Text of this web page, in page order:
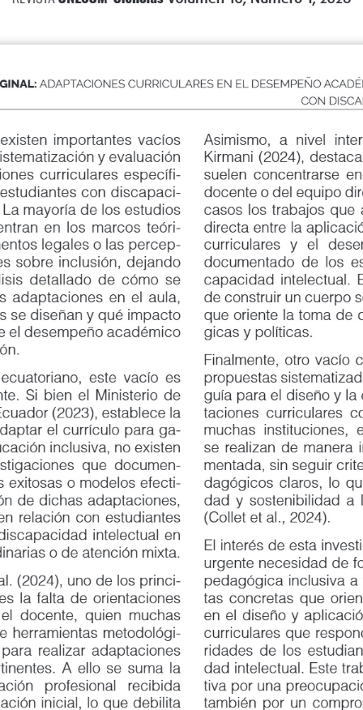
importantes vacíos
y evaluación
curriculares específi
-
con discapaci
-
mayoría de los estudios
en los marcos teóri
-
legales o las percep
-
inclusión, dejando
de cómo se
en el aula,
diseñan y qué impacto
desempeño académico
este vacío es
Si bien el Ministerio de
(2023), establece la
el currículo para ga
-
inclusiva, no existen
que documen
-
o modelos efecti
-
dichas adaptaciones,
con estudiantes
intelectual en
o de atención mixta.
(2024), uno de los princi
-
falta de orientaciones
quien muchas
metodológi
-
realizar adaptaciones
A ello se suma la
profesional
recibida
inicial, lo que debilita
Asimismo, a nivel
Kirmani (2024), destacan
suelen concentrarse en la
docente o del equipo
casos los trabajos que
directa entre la aplicación
curriculares
y el
documentado de los
capacidad intelectual.
de construir un cuerpo
que oriente la toma de
gicas y políticas.
Finalmente, otro vacío
propuestas sistematizadas
guía para el diseño y la
taciones curriculares
muchas instituciones,
se realizan de manera
mentada, sin seguir
dagógicos claros, lo que
dad y sostenibilidad a lo
(Collet et al., 2024).
El interés de esta
urgente necesidad de
pedagógica inclusiva a
tas concretas que orienten
en el diseño y aplicación
curriculares que
ridades de los estudiantes
dad intelectual. Este
tiva por una preocupación
también por un
ADAPTACIONES CURRICULARES EN EL DESEMPEÑO
CON